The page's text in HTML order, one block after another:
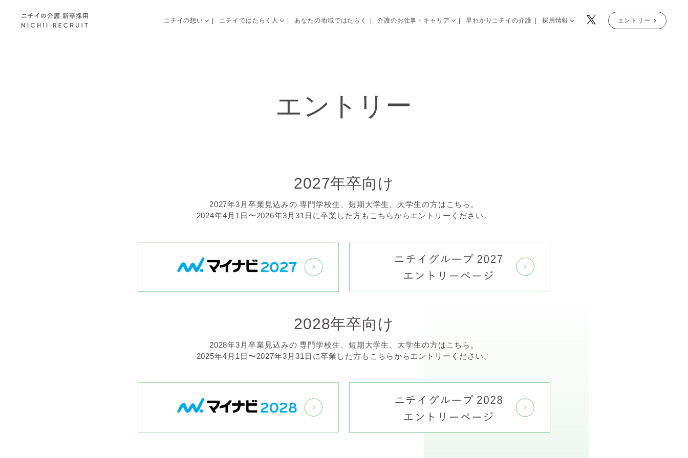
ニチイの想い ニチイではたらく人 あなたの地域ではたらく 介護のお仕事・キャリア 早わかりニチイの介護 採用情報 エントリー
エントリー
2027年卒向け
2027年3月卒業見込みの 専門学校生、短期大学生、大学生の方はこちら。
2024年4月1日〜2026年3月31日に卒業した方も こちらからエントリーください。
2028年卒向け
2028年3月卒業見込みの 専門学校生、短期大学生、大学生の方はこちら。
2025年4月1日〜2027年3月31日に卒業した方も こちらからエントリーください。